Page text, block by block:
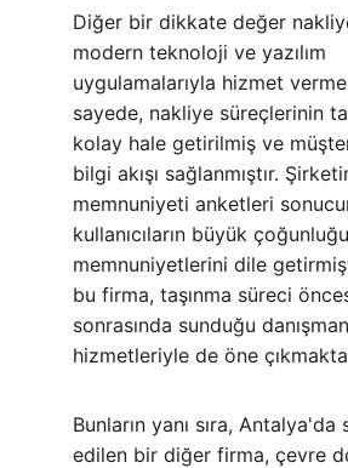
Diğer bir dikkate değer
modern teknoloji ve yazılım
uygulamalarıyla hizmet
sayede, nakliye süreçlerinin
kolay hale getirilmiş ve
bilgi akışı sağlanmıştır.
memnuniyeti anketleri
kullanıcıların büyük
memnuniyetlerini dile
bu firma, taşınma süreci
sonrasında sunduğu
hizmetleriyle de öne
Bunların yanı sıra, Antalya'da
edilen bir diğer firma, çevre